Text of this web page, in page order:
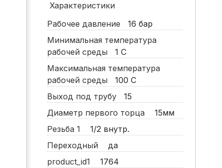
Характеристики
Рабочее давление
16 бар
Минимальная температура
рабочей среды
1 С
Максимальная температура
рабочей среды
100 С
Выход под трубу
15
Диаметр первого торца
15мм
Резьба 1
1/2 внутр.
Переходный
да
product_id1
1764